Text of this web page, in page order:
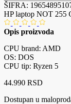
ŠIFRA:
HP laptop NOT 255
Opis proizvoda
CPU brand: AMD
OS: DOS
CPU tip: Ryzen 5
44.990 RSD
Dostupan u